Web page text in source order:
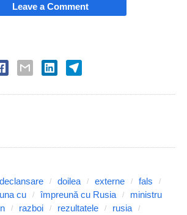
Leave a Comment
declansare doilea externe
fals
cu împreună cu Rusia
ministru
razboi rezultatele
rusia